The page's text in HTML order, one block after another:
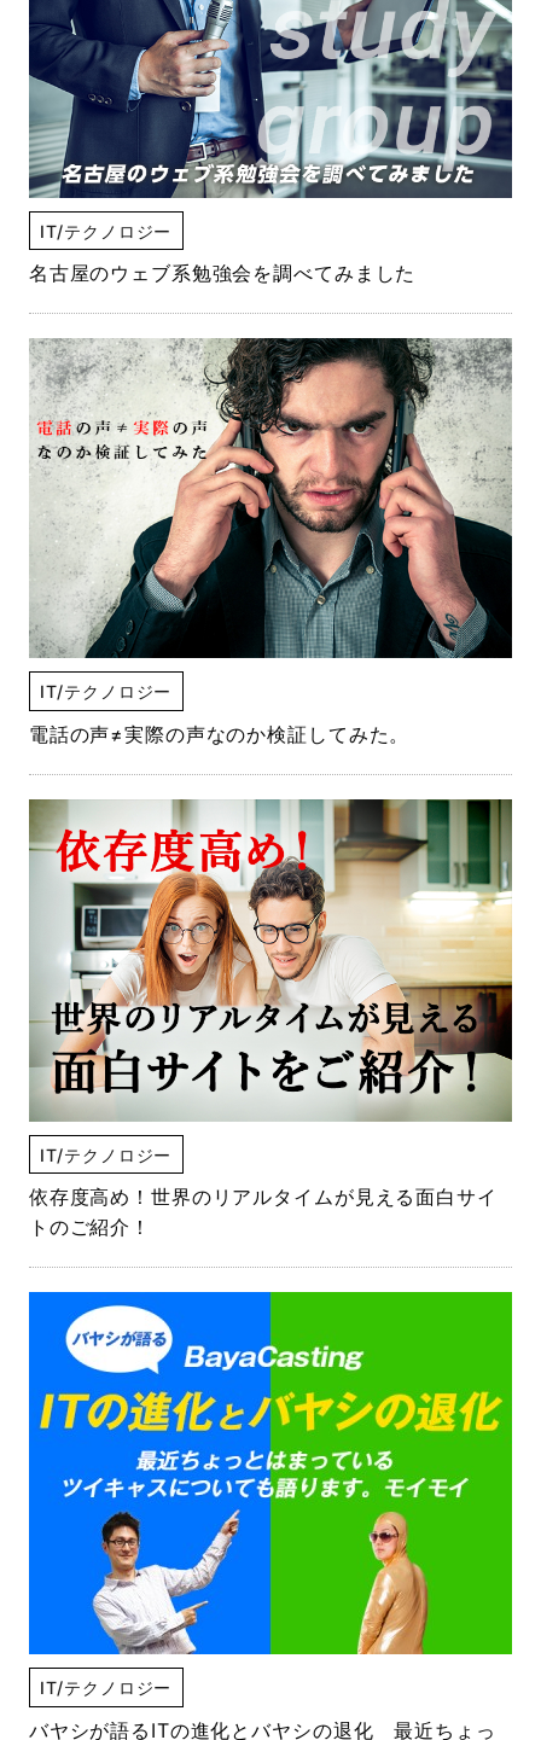
IT/テクノロジー
名古屋のウェブ系勉強会を調べてみました
IT/テクノロジー
電話の声≠実際の声なのか検証してみた。
IT/テクノロジー
依存度高め！世界のリアルタイムが見える面白サイ
トのご紹介！
IT/テクノロジー
バヤシが語るITの進化とバヤシの退化 最近ちょっ